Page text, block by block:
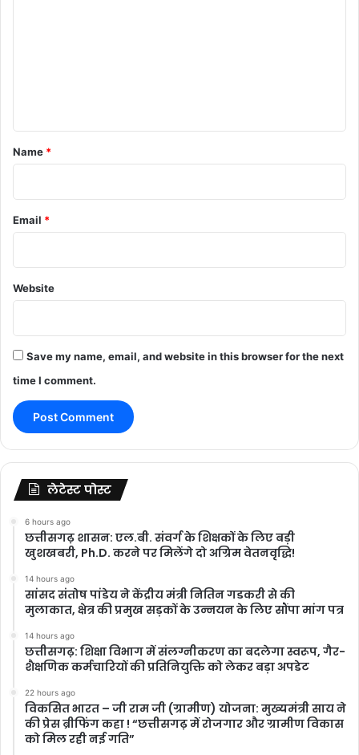
*
Name *
Email *
Website
Save my name, email, and website in this browser for the next
time I comment.
लेटेस्ट पोस्ट
6 hours ago
छत्तीसगढ़ शासन: एल.बी. संवर्ग के शिक्षकों के लिए बड़ी
खुशखबरी, Ph.D. करने पर मिलेंगे दो अग्रिम वेतनवृद्धि!
14 hours ago
सांसद संतोष पांडेय ने केंद्रीय मंत्री नितिन गडकरी से की
मुलाकात, क्षेत्र की प्रमुख सड़कों के उन्नयन के लिए सौंपा मांग पत्र
14 hours ago
छत्तीसगढ़: शिक्षा विभाग में संलग्नीकरण का बदलेगा स्वरूप, गैर-
शैक्षणिक कर्मचारियों की प्रतिनियुक्ति को लेकर बड़ा अपडेट
22 hours ago
विकसित भारत – जी राम जी (ग्रामीण) योजना: मुख्यमंत्री साय ने
की प्रेस ब्रीफिंग कहा ! “छत्तीसगढ़ में रोजगार और ग्रामीण विकास
को मिल रही नई गति”